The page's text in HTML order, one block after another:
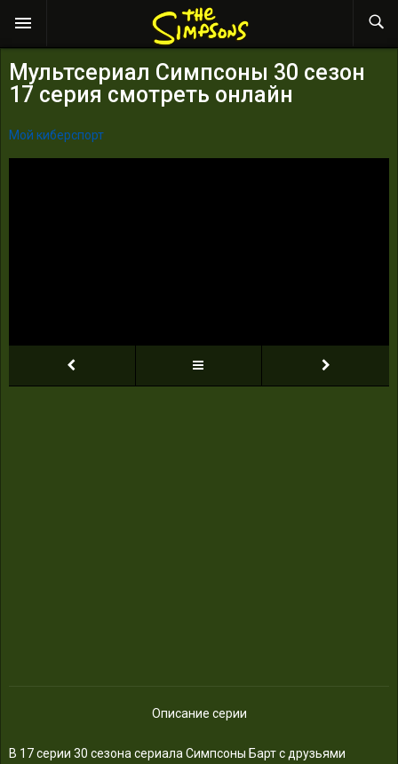
Мультсериал Симпсоны 30 сезон
17 серия смотреть онлайн
Мой киберспорт
Описание серии
В 17 серии 30 сезона сериала Симпсоны Барт с друзьями